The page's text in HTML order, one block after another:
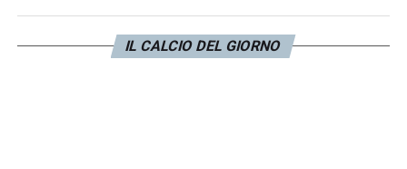
punti.
IL CALCIO DEL GIORNO